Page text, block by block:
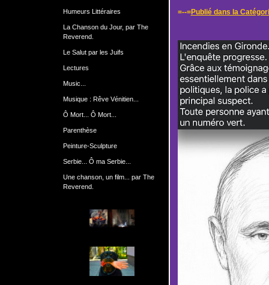
Humeurs Littéraires
La Chanson du Jour, par The
Reverend.
Le Salut par les Juifs
Lectures
Music...
Musique : Rêve Vénitien...
Ô Mort... Ô Mort...
Parenthèse
Peinture-Sculpture
Serbie... Ô ma Serbie...
Une chanson, un film... par The
Reverend.
=--=Publié dans la